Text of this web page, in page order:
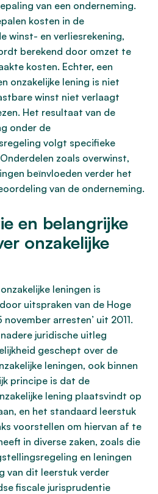
van een onderneming.
kosten in de
winst- en verliesrekening,
berekend door omzet te
kosten. Echter, een
onzakelijke lening is niet
winst niet verlaagt
Het resultaat van de
onder de
volgt specifieke
zoals overwinst,
beïnvloeden verder het
van de onderneming.
en belangrijke
onzakelijke
leningen is
uitspraken van de Hoge
november arresten’ uit 2011.
juridische uitleg
geschept over de
leningen, ook binnen
principe is dat de
lening plaatsvindt op
en het standaard leerstuk
voorstellen om hiervan af te
in diverse zaken, zoals die
en leningen
van dit leerstuk verder
fiscale jurisprudentie